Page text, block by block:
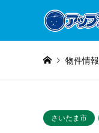
物件情報
さいたま市